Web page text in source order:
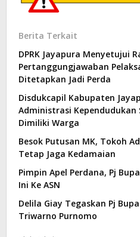
Berita Terkait
DPRK Jayapura Menyetujui
Pertanggungjawaban
Ditetapkan Jadi Perda
Disdukcapil Kabupaten
Administrasi Kependudukan
Dimiliki Warga
Besok Putusan MK, Tokoh
Tetap Jaga Kedamaian
Pimpin Apel Perdana, Pj
Ini Ke ASN
Delila Giay Tegaskan Pj
Triwarno Purnomo